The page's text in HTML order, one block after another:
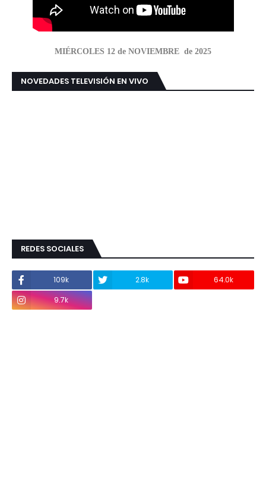
MIÉRCOLES 12 de NOVIEMBRE de 2025
NOVEDADES TELEVISIÓN EN VIVO
REDES SOCIALES
109k 2.8k
64.0k
9.7k